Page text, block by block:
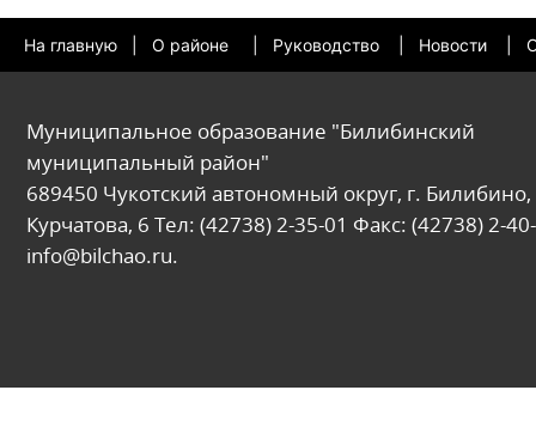
На главную О районе Руководство Новости
Муниципальное образование "Билибинский
муниципальный район"
689450 Чукотский автономный округ, г. Билибино,
Курчатова, 6 Тел: (42738) 2-35-01 Факс: (42738) 2-
info@bilchao.ru.